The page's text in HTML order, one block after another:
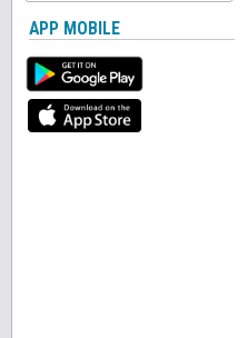
APP MOBILE